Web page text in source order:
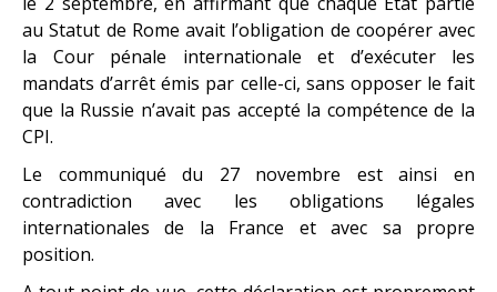
au Statut de Rome avait l’obligation de coopérer avec
la Cour pénale internationale et d’exécuter les
mandats d’arrêt émis par celle-ci, sans opposer le fait
que la Russie n’avait pas accepté la compétence de la
CPI.
Le communiqué du 27 novembre est ainsi en
contradiction avec les obligations légales
internationales de la France et avec sa propre
position.